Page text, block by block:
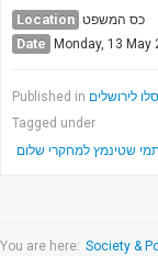
Location כס המשפט
Date Monday, 13 May
Published in לירושלים
Tagged under
שטינמץ למחקרי שלום
You are here: Society &